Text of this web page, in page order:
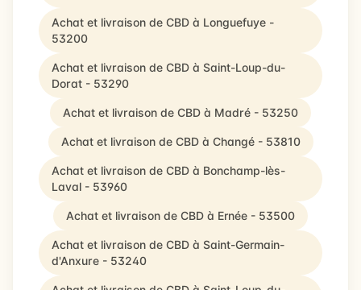
Achat et livraison de CBD à Longuefuye -
53200
Achat et livraison de CBD à Saint-Loup-du-
Dorat - 53290
Achat et livraison de CBD à Madré - 53250
Achat et livraison de CBD à Changé - 53810
Achat et livraison de CBD à Bonchamp-lès-
Laval - 53960
Achat et livraison de CBD à Ernée - 53500
Achat et livraison de CBD à Saint-Germain-
d'Anxure - 53240